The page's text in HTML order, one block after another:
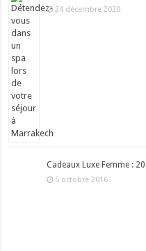
24 décembre 2020
Cadeaux Luxe Femme :
5 octobre 2016